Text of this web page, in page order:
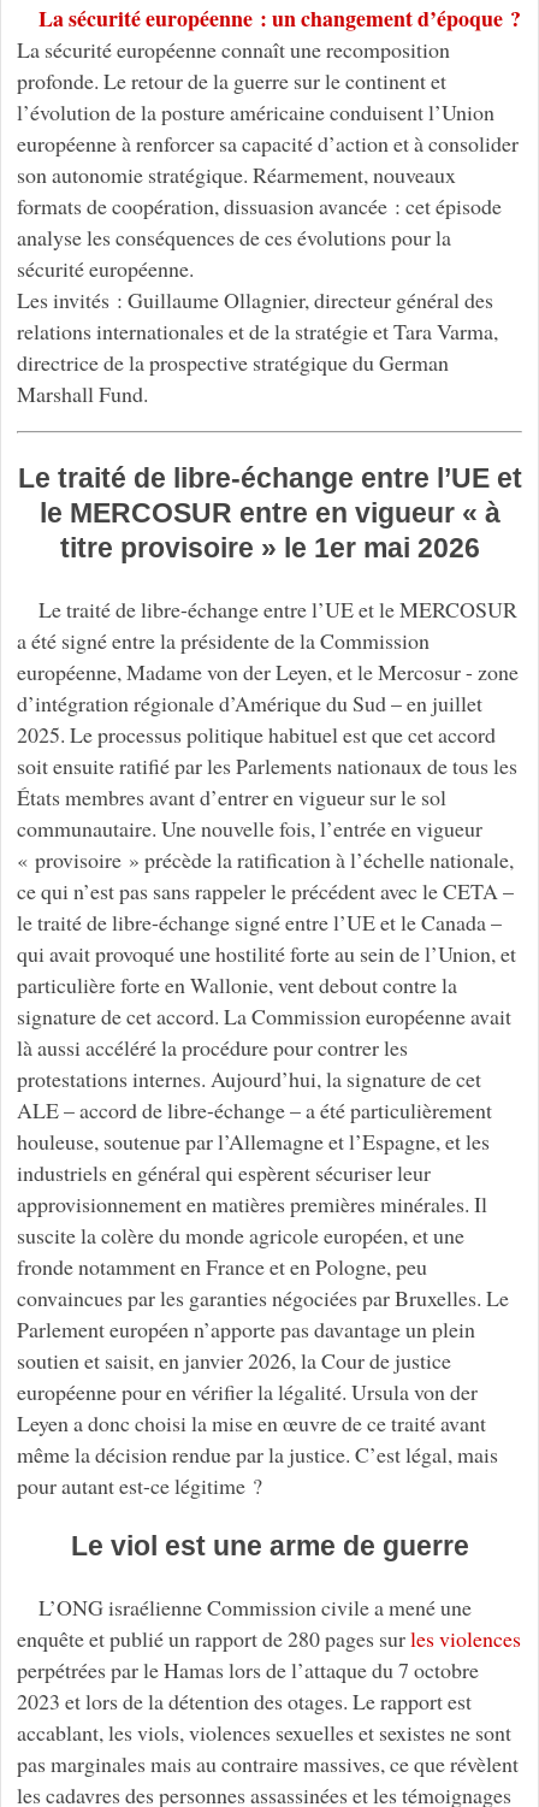
La sécurité européenne : un changement d’époque ?
La sécurité européenne connaît une recomposition
profonde. Le retour de la guerre sur le continent et
l’évolution de la posture américaine conduisent l’Union
européenne à renforcer sa capacité d’action et à consolider
son autonomie stratégique. Réarmement, nouveaux
formats de coopération, dissuasion avancée : cet épisode
analyse les conséquences de ces évolutions pour la
sécurité européenne.
Les invités : Guillaume Ollagnier, directeur général des
relations internationales et de la stratégie et Tara Varma,
directrice de la prospective stratégique du German
Marshall Fund.
Le traité de libre-échange entre l’UE et
le MERCOSUR entre en vigueur « à
titre provisoire » le 1er mai 2026
Le traité de libre-échange entre l’UE et le MERCOSUR
a été signé entre la présidente de la Commission
européenne, Madame von der Leyen, et le Mercosur - zone
d’intégration régionale d’Amérique du Sud – en juillet
2025. Le processus politique habituel est que cet accord
soit ensuite ratifié par les Parlements nationaux de tous les
États membres avant d’entrer en vigueur sur le sol
communautaire. Une nouvelle fois, l’entrée en vigueur
« provisoire » précède la ratification à l’échelle nationale,
ce qui n’est pas sans rappeler le précédent avec le CETA –
le traité de libre-échange signé entre l’UE et le Canada –
qui avait provoqué une hostilité forte au sein de l’Union, et
particulière forte en Wallonie, vent debout contre la
signature de cet accord. La Commission européenne avait
là aussi accéléré la procédure pour contrer les
protestations internes. Aujourd’hui, la signature de cet
ALE – accord de libre-échange – a été particulièrement
houleuse, soutenue par l’Allemagne et l’Espagne, et les
industriels en général qui espèrent sécuriser leur
approvisionnement en matières premières minérales. Il
suscite la colère du monde agricole européen, et une
fronde notamment en France et en Pologne, peu
convaincues par les garanties négociées par Bruxelles. Le
Parlement européen n’apporte pas davantage un plein
soutien et saisit, en janvier 2026, la Cour de justice
européenne pour en vérifier la légalité. Ursula von der
Leyen a donc choisi la mise en œuvre de ce traité avant
même la décision rendue par la justice. C’est légal, mais
pour autant est-ce légitime ?
Le viol est une arme de guerre
L’ONG israélienne Commission civile a mené une
enquête et publié un rapport de 280 pages surles violences
perpétrées par le Hamas lors de l’attaque du 7 octobre
2023 et lors de la détention des otages. Le rapport est
accablant, les viols, violences sexuelles et sexistes ne sont
pas marginales mais au contraire massives, ce que révèlent
les cadavres des personnes assassinées et les témoignages